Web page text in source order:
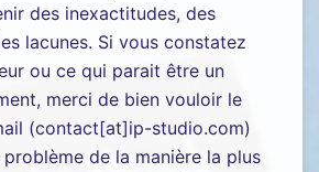
des inexactitudes, des
lacunes. Si vous constatez
ou ce qui parait être un
merci de bien vouloir le
(contact[at]ip-studio.com)
de la manière la plus